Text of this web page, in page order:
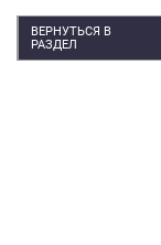
ВЕРНУТЬСЯ В
РАЗДЕЛ